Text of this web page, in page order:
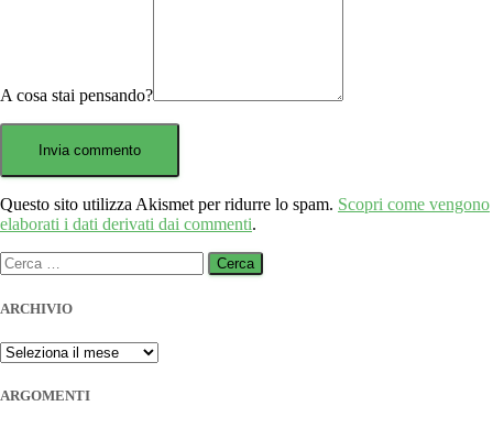
A cosa stai pensando?
Questo sito utilizza Akismet per ridurre lo spam. Scopri come vengono
elaborati i dati derivati dai commenti.
Ricerca
per:
ARCHIVIO
ARCHIVIO
ARGOMENTI